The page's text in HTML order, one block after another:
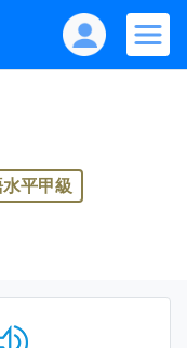
平甲級